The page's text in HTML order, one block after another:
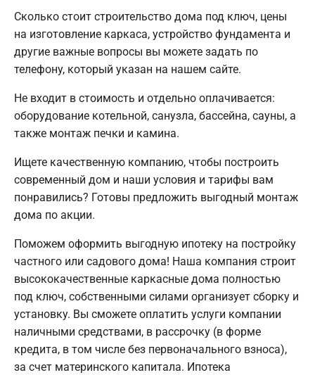
Сколько стоит строительство дома под ключ, цены
на изготовление каркаса, устройство фундамента и
другие важные вопросы вы можете задать по
телефону, который указан на нашем сайте.
Не входит в стоимость и отдельно оплачивается:
оборудование котельной, санузла, бассейна, сауны, а
также монтаж печки и камина.
Ищете качественную компанию, чтобы построить
современный дом и наши условия и тарифы вам
понравились? Готовы предложить выгодный монтаж
дома по акции.
Поможем оформить выгодную ипотеку на постройку
частного или садового дома! Наша компания строит
высококачественные каркасные дома полностью
под ключ, собственными силами организует сборку и
установку. Вы сможете оплатить услуги компании
наличными средствами, в рассрочку (в форме
кредита, в том числе без первоначального взноса),
за счет материнского капитала. Ипотека